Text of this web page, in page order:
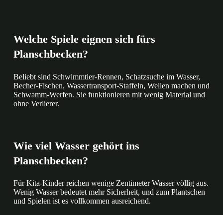
Welche Spiele eignen sich fürs
Planschbecken?
Beliebt sind Schwimmtier-Rennen, Schatzsuche im Wasser,
Becher-Fischen, Wassertransport-Staffeln, Wellen machen und
Schwamm-Werfen. Sie funktionieren mit wenig Material und
ohne Verlierer.
Wie viel Wasser gehört ins
Planschbecken?
Für Kita-Kinder reichen wenige Zentimeter Wasser völlig aus.
Wenig Wasser bedeutet mehr Sicherheit, und zum Plantschen
und Spielen ist es vollkommen ausreichend.